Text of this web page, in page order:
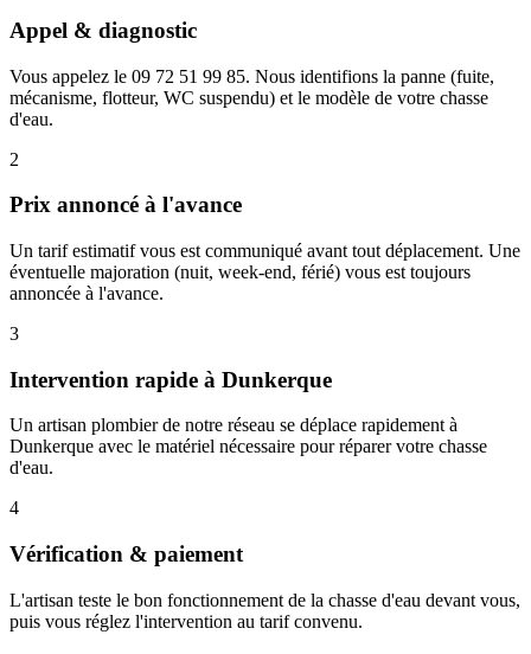
Appel & diagnostic
Vous appelez le 09 72 51 99 85. Nous identifions la panne (fuite,
mécanisme, flotteur, WC suspendu) et le modèle de votre chasse
d'eau.
2
Prix annoncé à l'avance
Un tarif estimatif vous est communiqué avant tout déplacement. Une
éventuelle majoration (nuit, week-end, férié) vous est toujours
annoncée à l'avance.
3
Intervention rapide à Dunkerque
Un artisan plombier de notre réseau se déplace rapidement à
Dunkerque avec le matériel nécessaire pour réparer votre chasse
d'eau.
4
Vérification & paiement
L'artisan teste le bon fonctionnement de la chasse d'eau devant vous,
puis vous réglez l'intervention au tarif convenu.